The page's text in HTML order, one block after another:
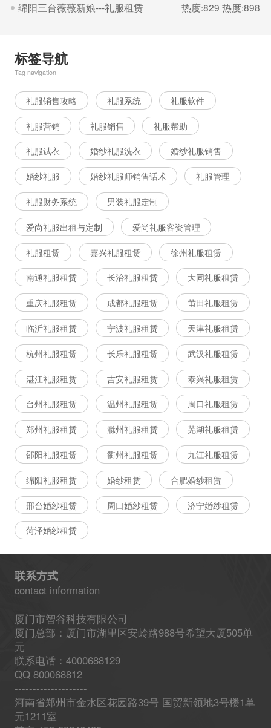
绵阳三台薇薇新娘---礼服租赁
热度:829 热度:898
标签导航
Tag navigation
礼服销售攻略 礼服系统 礼服软件
礼服营销 礼服销售 礼服帮助
礼服试衣 婚纱礼服洗衣 婚纱礼服销售
婚纱礼服 婚纱礼服师销售话术 礼服管理
礼服财务系统 男装礼服定制
爱尚礼服出租与定制 爱尚礼服客资管理
礼服租赁 嘉兴礼服租赁 徐州礼服租赁
南通礼服租赁 长治礼服租赁 大同礼服租赁
重庆礼服租赁 成都礼服租赁 莆田礼服租赁
临沂礼服租赁 宁波礼服租赁 天津礼服租赁
杭州礼服租赁 长乐礼服租赁 武汉礼服租赁
湛江礼服租赁 吉安礼服租赁 泰兴礼服租赁
台州礼服租赁 温州礼服租赁 周口礼服租赁
郑州礼服租赁 滁州礼服租赁 芜湖礼服租赁
邵阳礼服租赁 衢州礼服租赁 九江礼服租赁
绵阳礼服租赁 婚纱租赁 合肥婚纱租赁
邢台婚纱租赁 周口婚纱租赁 济宁婚纱租赁
菏泽婚纱租赁
联系方式
contact information
厦门市智谷科技有限公司
厦门总部：厦门市湖里区安岭路988号希望大厦505单
元
联系电话：4000688129
QQ 800068812
--------------------
河南省郑州市金水区花园路39号 国贸新领地3号楼1单
元1211室